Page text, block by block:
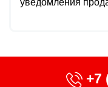
уведомления
+7